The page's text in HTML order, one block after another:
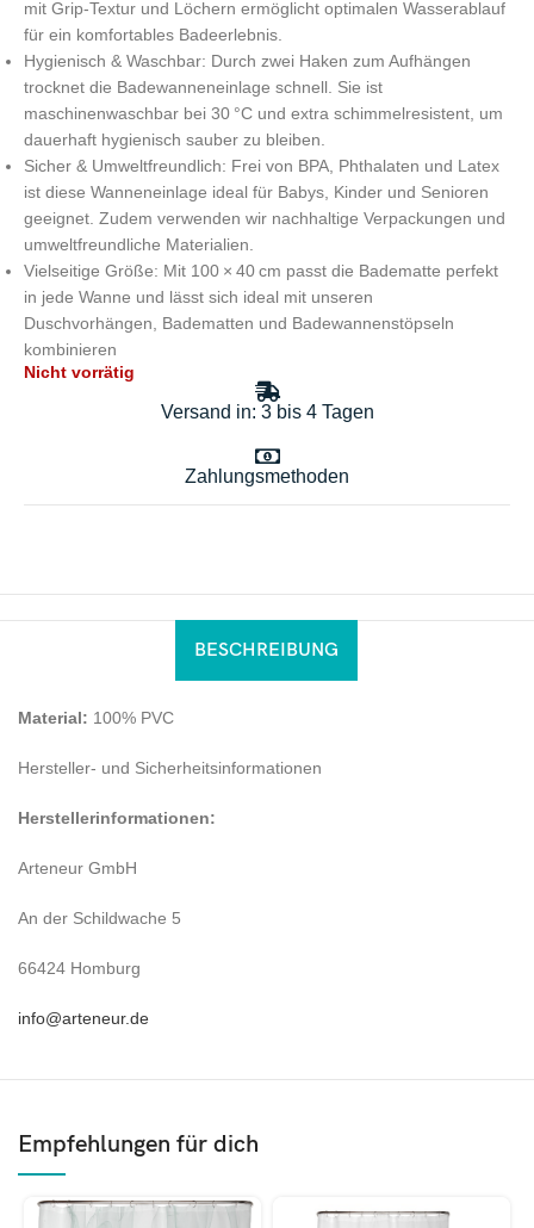
mit Grip-Textur und Löchern ermöglicht optimalen Wasserablauf
für ein komfortables Badeerlebnis.
Hygienisch & Waschbar: Durch zwei Haken zum Aufhängen
trocknet die Badewanneneinlage schnell. Sie ist
maschinenwaschbar bei 30 °C und extra schimmelresistent, um
dauerhaft hygienisch sauber zu bleiben.
Sicher & Umweltfreundlich: Frei von BPA, Phthalaten und Latex
ist diese Wanneneinlage ideal für Babys, Kinder und Senioren
geeignet. Zudem verwenden wir nachhaltige Verpackungen und
umweltfreundliche Materialien.
Vielseitige Größe: Mit 100 × 40 cm passt die Badematte perfekt
in jede Wanne und lässt sich ideal mit unseren
Duschvorhängen, Badematten und Badewannenstöpseln
kombinieren
Nicht vorrätig
Versand in: 3 bis 4 Tagen
Zahlungsmethoden
BESCHREIBUNG
Material: 100% PVC
Hersteller- und Sicherheitsinformationen
Herstellerinformationen:
Arteneur GmbH
An der Schildwache 5
66424 Homburg
info@arteneur.de
Empfehlungen für dich